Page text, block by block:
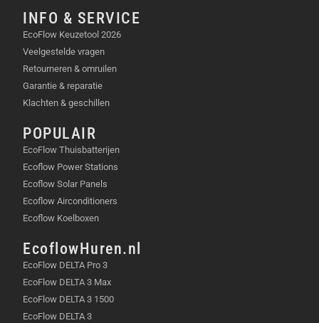
INFO & SERVICE
EcoFlow Keuzetool 2026
Veelgestelde vragen
Retourneren & omruilen
Garantie & reparatie
Klachten & geschillen
POPULAIR
EcoFlow Thuisbatterijen
Ecoflow Power Stations
Ecoflow Solar Panels
Ecoflow Airconditioners
Ecoflow Koelboxen
EcoflowHuren.nl
EcoFlow DELTA Pro 3
EcoFlow DELTA 3 Max
EcoFlow DELTA 3 1500
EcoFlow DELTA 3